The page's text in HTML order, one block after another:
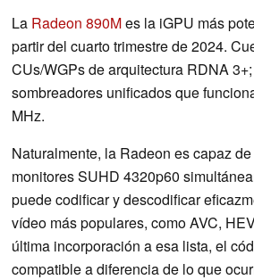
La Radeon 890Mes la iGPU más
partir del cuarto trimestre de 2024.
CUs/WGPs de arquitectura RDNA
sombreadores unificados que
MHz.
Naturalmente, la Radeon es capaz
monitores SUHD 4320p60
puede codificar y descodificar
vídeo más populares, como AVC,
última incorporación a esa lista, el
compatible a diferencia de lo que